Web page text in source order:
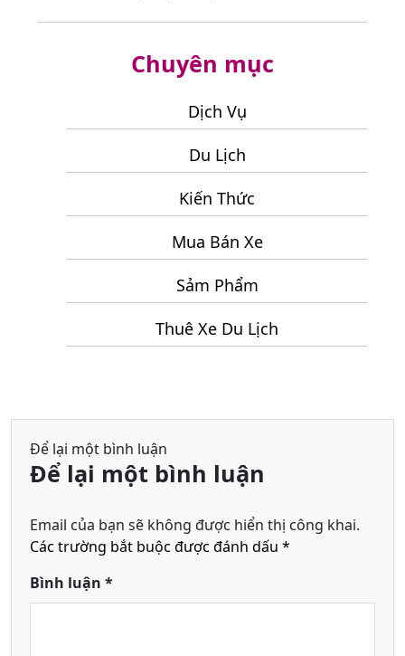
Sắp
Lý?
Thực
Cao
Đen
Chuyên mục
Dịch Vụ
Du Lịch
Kiến Thức
Mua Bán Xe
Sảm Phẩm
Thuê Xe Du Lịch
Để lại một bình luận
Để lại một bình luận
Email của bạn sẽ không được hiển thị công khai.
Các trường bắt buộc được đánh dấu *
Bình luận *